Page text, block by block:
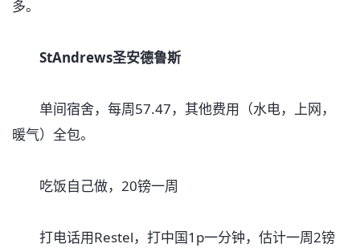
多。
StAndrews圣安德鲁斯
单间宿舍，每周57.47，其他费用（水电，上网，
暖气）全包。
吃饭自己做，20镑一周
打电话用Restel，打中国1p一分钟，估计一周2镑